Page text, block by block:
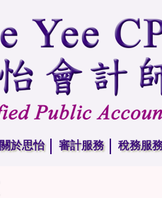
關於思怡 審計服務 稅務服